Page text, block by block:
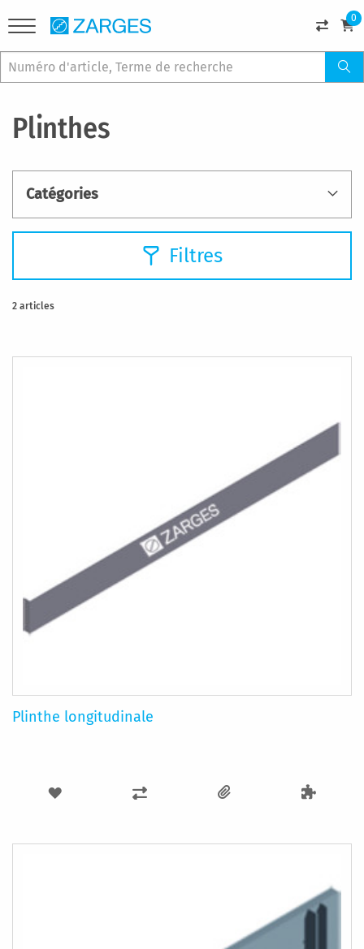
0
Plinthes
Filtres
2 articles
Plinthe longitudinale
AJOUTER
MA
AJOUTER
COMPARATEUR
Catégories